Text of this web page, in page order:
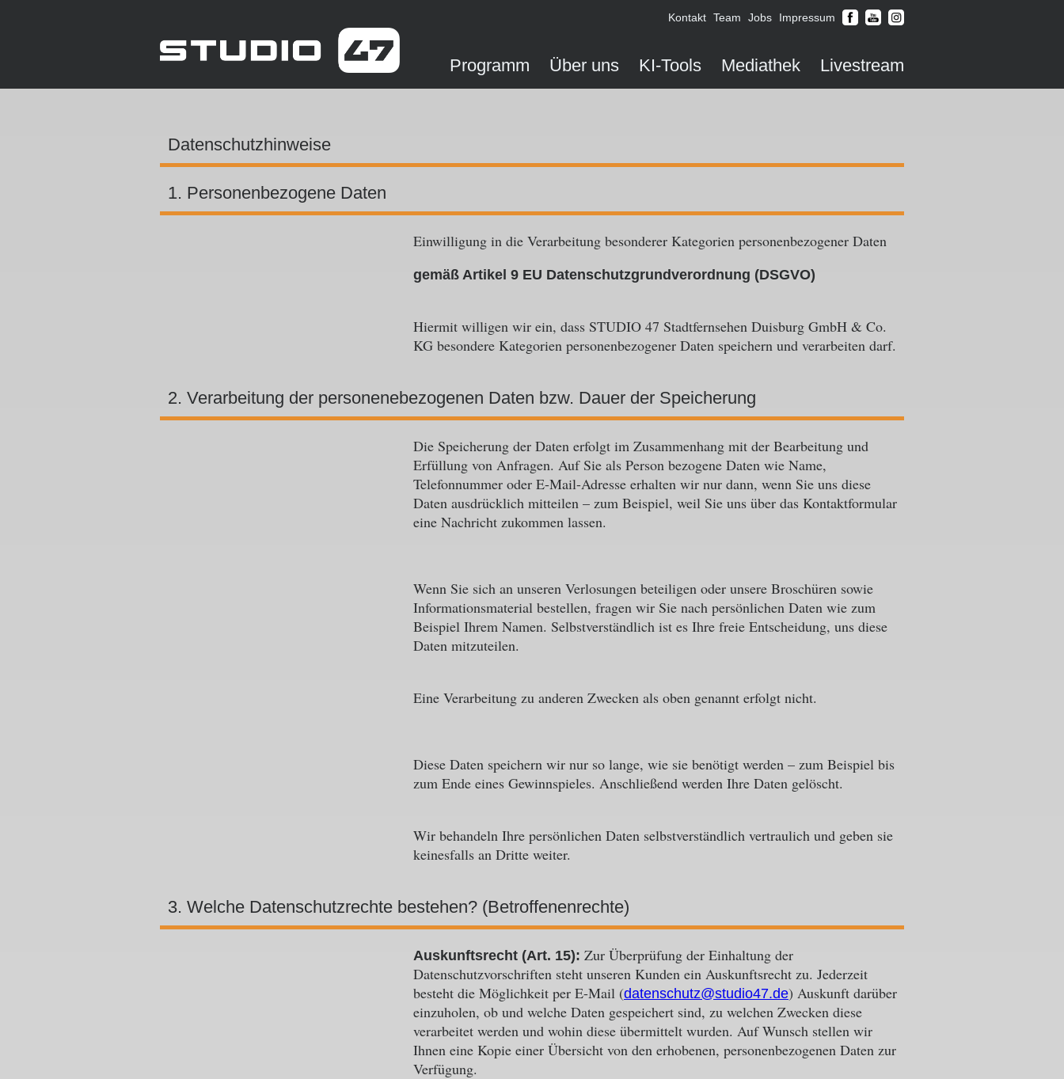
Kontakt Team Jobs Impressum
Programm Über uns KI-Tools Mediathek Livestream
Datenschutzhinweise
1. Personenbezogene Daten
Einwilligung in die Verarbeitung besonderer Kategorien personenbezogener Daten
gemäß Artikel 9 EU Datenschutzgrundverordnung (DSGVO)
Hiermit willigen wir ein, dass STUDIO 47 Stadtfernsehen Duisburg GmbH & Co.
KG besondere Kategorien personenbezogener Daten speichern und verarbeiten darf.
2. Verarbeitung der personenebezogenen Daten bzw. Dauer der Speicherung
Die Speicherung der Daten erfolgt im Zusammenhang mit der Bearbeitung und
Erfüllung von Anfragen. Auf Sie als Person bezogene Daten wie Name,
Telefonnummer oder E-Mail-Adresse erhalten wir nur dann, wenn Sie uns diese
Daten ausdrücklich mitteilen – zum Beispiel, weil Sie uns über das Kontaktformular
eine Nachricht zukommen lassen.
Wenn Sie sich an unseren Verlosungen beteiligen oder unsere Broschüren sowie
Informationsmaterial bestellen, fragen wir Sie nach persönlichen Daten wie zum
Beispiel Ihrem Namen. Selbstverständlich ist es Ihre freie Entscheidung, uns diese
Daten mitzuteilen.
Eine Verarbeitung zu anderen Zwecken als oben genannt erfolgt nicht.
Diese Daten speichern wir nur so lange, wie sie benötigt werden – zum Beispiel bis
zum Ende eines Gewinnspieles. Anschließend werden Ihre Daten gelöscht.
Wir behandeln Ihre persönlichen Daten selbstverständlich vertraulich und geben sie
keinesfalls an Dritte weiter.
3. Welche Datenschutzrechte bestehen? (Betroffenenrechte)
Auskunftsrecht (Art. 15): Zur Überprüfung der Einhaltung der
Datenschutzvorschriften steht unseren Kunden ein Auskunftsrecht zu. Jederzeit
besteht die Möglichkeit per E-Mail (datenschutz@studio47.de) Auskunft darüber
einzuholen, ob und welche Daten gespeichert sind, zu welchen Zwecken diese
verarbeitet werden und wohin diese übermittelt wurden. Auf Wunsch stellen wir
Ihnen eine Kopie einer Übersicht von den erhobenen, personenbezogenen Daten zur
Verfügung.